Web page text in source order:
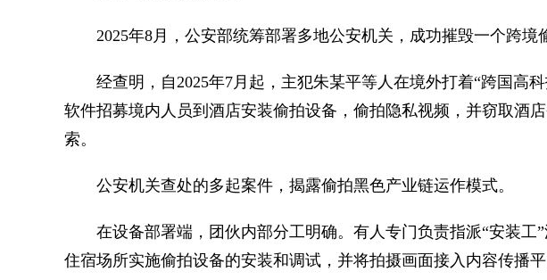
2025年8月，公安部统筹部署多地公安机关，成功摧毁一个跨境
经查明，自2025年7月起，主犯朱某平等人在境外打着“跨国高
软件招募境内人员到酒店安装偷拍设备，偷拍隐私视频，并窃取酒
索。
公安机关查处的多起案件，揭露偷拍黑色产业链运作模式。
在设备部署端，团伙内部分工明确。有人专门负责指派“安装工”
住宿场所实施偷拍设备的安装和调试，并将拍摄画面接入内容传播平